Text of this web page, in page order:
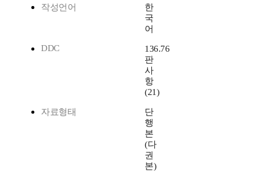
작성언어
한
국
어
DDC
136.76
판
사
항
(21)
자료형태
단
행
본
(다
권
본)